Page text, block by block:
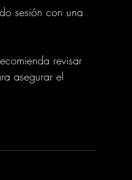
sesión con una
revisar
asegurar el